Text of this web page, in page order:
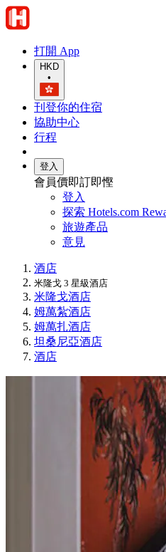
打開 App
HKD
•
刊登你的住宿
協助中心
行程
登入
會員價即訂即慳
登入
探索 Hotels.com
旅遊產品
意見
酒店
米隆戈 3 星級酒店​
米隆戈酒店
姆萬紮酒店
姆萬扎酒店
坦桑尼亞酒店
酒店